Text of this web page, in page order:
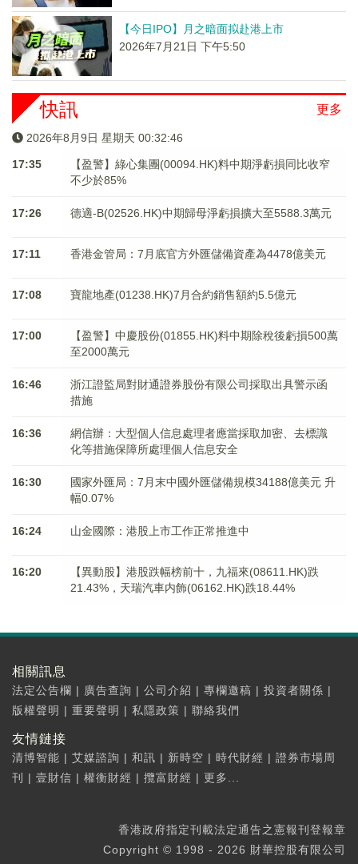
【今日IPO】月之暗面拟赴港上市
2026年7月21日 下午5:50
更多
快訊
2026年8月9日 星期天 00:32:47
17:35
【盈警】綠心集團(00094.HK)料中期淨虧損同比收窄
不少於85%
17:26 德適-B(02526.HK)中期歸母淨虧損擴大至5588.3萬元
17:11 香港金管局：7月底官方外匯儲備資產為4478億美元
17:08 寶龍地產(01238.HK)7月合約銷售額約5.5億元
17:00
【盈警】中慶股份(01855.HK)料中期除稅後虧損500萬
至2000萬元
16:46
浙江證監局對財通證券股份有限公司採取出具警示函
措施
16:36
網信辦：大型個人信息處理者應當採取加密、去標識
化等措施保障所處理個人信息安全
16:30
國家外匯局：7月末中國外匯儲備規模34188億美元 升
幅0.07%
16:24 山金國際：港股上市工作正常推進中
16:20
【異動股】港股跌幅榜前十，九福來(08611.HK)跌
21.43%，天瑞汽車内飾(06162.HK)跌18.44%
相關訊息
法定公告欄 | 廣告查詢 | 公司介紹 | 專欄邀稿 | 投資者關係 |
版權聲明 | 重要聲明 | 私隱政策 | 聯絡我們
友情鏈接
清博智能 | 艾媒諮詢 | 和訊 | 新時空 | 時代財經 | 證券市場周
刊
| 壹財信 | 權衡財經 | 攬富財經 | 更多...
香港政府指定刊載法定通告之憲報刊登報章
Copyright © 1998 - 2026 財華控股有限公司